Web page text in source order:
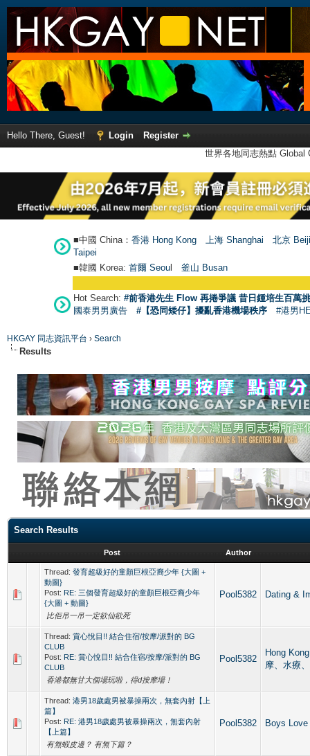
Hello There, Guest! Login
Register
世界各地同志熱點
■中國 China： 香港 Hong Kong 上海 Shanghai
北京
Taipei
■韓國 Korea: 首爾 Seoul 釜山 Busan
Hot Search: #前香港先生 Flow 再捲爭議 昔日鍾培生百萬
國泰男男廣告
#【恐同矮仔】擾亂香港機場秩序 #港男
HKGAY 同志資訊平台 › Search
Results
Search Results
Post Author
Thread: 發育超級好的童顏巨根亞裔少年 {大圖 +
動圖}
Post: RE: 三個發育超級好的童顏巨根亞裔少年
{大圖 + 動圖}
比佢吊一吊一定欲仙欲死
Pool5382 Dating &
Thread: 賞心悅目!! 結合住宿/按摩/派對的 BG
CLUB
Post: RE: 賞心悅目!! 結合住宿/按摩/派對的 BG
CLUB
香港都無甘大個場玩啦，得d按摩場！
Pool5382
Hong
摩、水療
Thread: 港男18歲處男被暴操兩次，無套內射【上
篇】
Post: RE: 港男18歲處男被暴操兩次，無套內射
【上篇】
有無蝦皮邊？ 有無下篇？
Pool5382 Boys